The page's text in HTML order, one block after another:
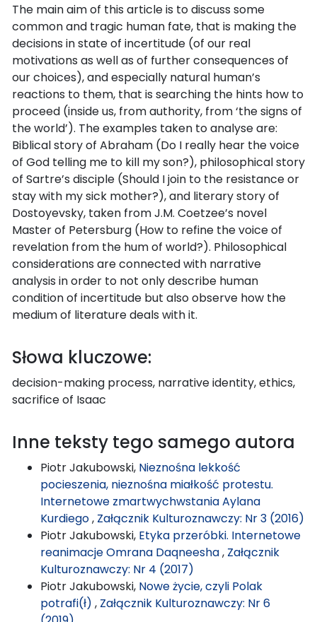
The main aim of this article is to discuss some
common and tragic human fate, that is making the
decisions in state of incertitude (of our real
motivations as well as of further consequences of
our choices), and especially natural human’s
reactions to them, that is searching the hints how to
proceed (inside us, from authority, from ‘the signs of
the world’). The examples taken to analyse are:
Biblical story of Abraham (Do I really hear the voice
of God telling me to kill my son?), philosophical story
of Sartre’s disciple (Should I join to the resistance or
stay with my sick mother?), and literary story of
Dostoyevsky, taken from J.M. Coetzee’s novel
Master of Petersburg (How to refine the voice of
revelation from the hum of world?). Philosophical
considerations are connected with narrative
analysis in order to not only describe human
condition of incertitude but also observe how the
medium of literature deals with it.
Słowa kluczowe:
decision-making process, narrative identity, ethics,
sacrifice of Isaac
Inne teksty tego samego autora
Piotr Jakubowski, Nieznośna lekkość
pocieszenia, nieznośna miałkość protestu.
Internetowe zmartwychwstania Aylana
Kurdiego, Załącznik Kulturoznawczy: Nr 3 (2016)
Piotr Jakubowski, Etyka przeróbki. Internetowe
reanimacje Omrana Daqneesha, Załącznik
Kulturoznawczy: Nr 4 (2017)
Piotr Jakubowski, Nowe życie, czyli Polak
potrafi(ł) , Załącznik Kulturoznawczy: Nr 6